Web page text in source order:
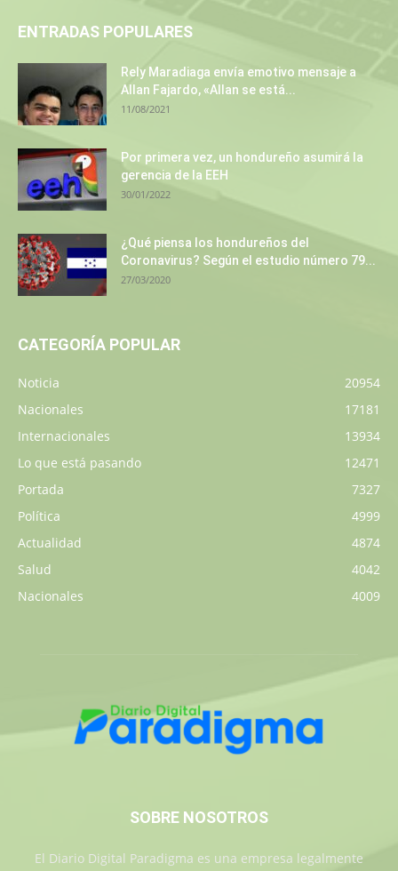
ENTRADAS POPULARES
Rely Maradiaga envía emotivo mensaje a
Allan Fajardo, «Allan se está...
11/08/2021
Por primera vez, un hondureño asumirá la
gerencia de la EEH
30/01/2022
¿Qué piensa los hondureños del
Coronavirus? Según el estudio número 79...
27/03/2020
CATEGORÍA POPULAR
Noticia
20954
Nacionales
17181
Internacionales
13934
Lo que está pasando
12471
Portada
7327
Política
4999
Actualidad
4874
Salud
4042
Nacionales
4009
SOBRE NOSOTROS
El Diario Digital Paradigma es una empresa legalmente